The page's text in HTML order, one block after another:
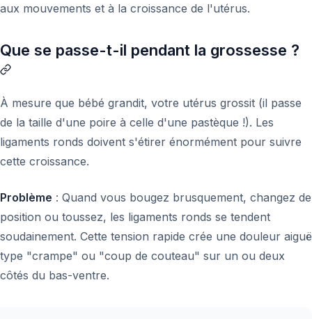
aux mouvements et à la croissance de l'utérus.
Que se passe-t-il pendant la grossesse ?
À mesure que bébé grandit, votre utérus grossit (il passe
de la taille d'une poire à celle d'une pastèque !). Les
ligaments ronds doivent s'étirer énormément pour suivre
cette croissance.
Problème : Quand vous bougez brusquement, changez de
position ou toussez, les ligaments ronds se tendent
soudainement. Cette tension rapide crée une douleur aiguë
type "crampe" ou "coup de couteau" sur un ou deux
côtés du bas-ventre.